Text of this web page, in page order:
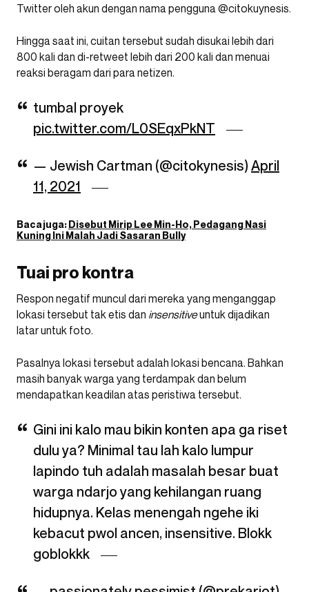
Twitter oleh akun dengan nama pengguna @citokuynesis.
Hingga saat ini, cuitan tersebut sudah disukai lebih dari
800 kali dan di-retweet lebih dari 200 kali dan menuai
reaksi beragam dari para netizen.
tumbal proyek
pic.twitter.com/L0SEqxPkNT
— Jewish Cartman (@citokynesis) April
11, 2021
Baca juga:Disebut Mirip Lee Min-Ho, Pedagang Nasi
Kuning Ini Malah Jadi Sasaran Bully
Tuai pro kontra
Respon negatif muncul dari mereka yang menganggap
lokasi tersebut tak etis dan insensitiveuntuk dijadikan
latar untuk foto.
Pasalnya lokasi tersebut adalah lokasi bencana. Bahkan
masih banyak warga yang terdampak dan belum
mendapatkan keadilan atas peristiwa tersebut.
Gini ini kalo mau bikin konten apa ga riset
dulu ya? Minimal tau lah kalo lumpur
lapindo tuh adalah masalah besar buat
warga ndarjo yang kehilangan ruang
hidupnya. Kelas menengah ngehe iki
kebacut pwol ancen, insensitive. Blokk
goblokkk